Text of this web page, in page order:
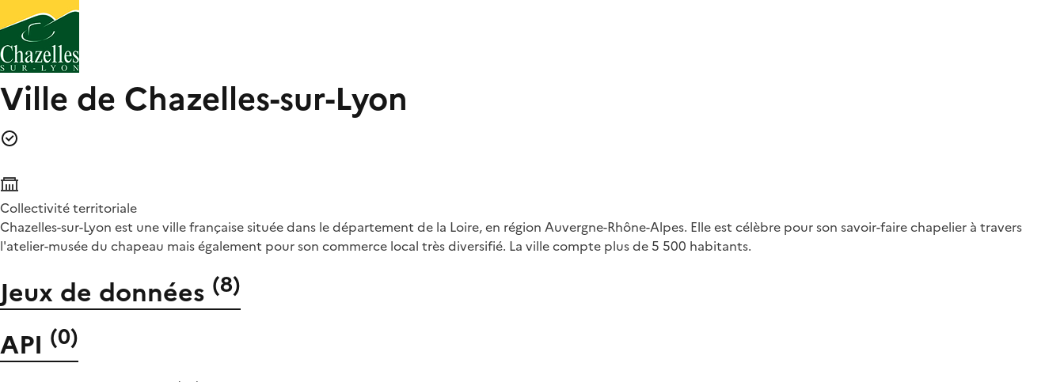
Ville de Chazelles-sur-Lyon
Collectivité territoriale
Chazelles-sur-Lyon est une ville française située dans le département de la Loire, en région Auvergne-Rhône-Alpes. Elle est célèbre pour son savoir-faire chapelier à travers
l'atelier-musée du chapeau mais également pour son commerce local très diversifié. La ville compte plus de 5 500 habitants.
Jeux de données (8)
API (0)